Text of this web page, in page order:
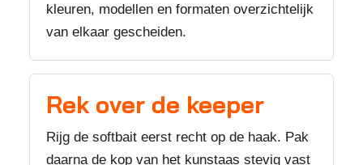
kleuren, modellen en formaten overzichtelijk
van elkaar gescheiden.
Rek over de keeper
Rijg de softbait eerst recht op de haak. Pak
daarna de kop van het kunstaas stevig vast